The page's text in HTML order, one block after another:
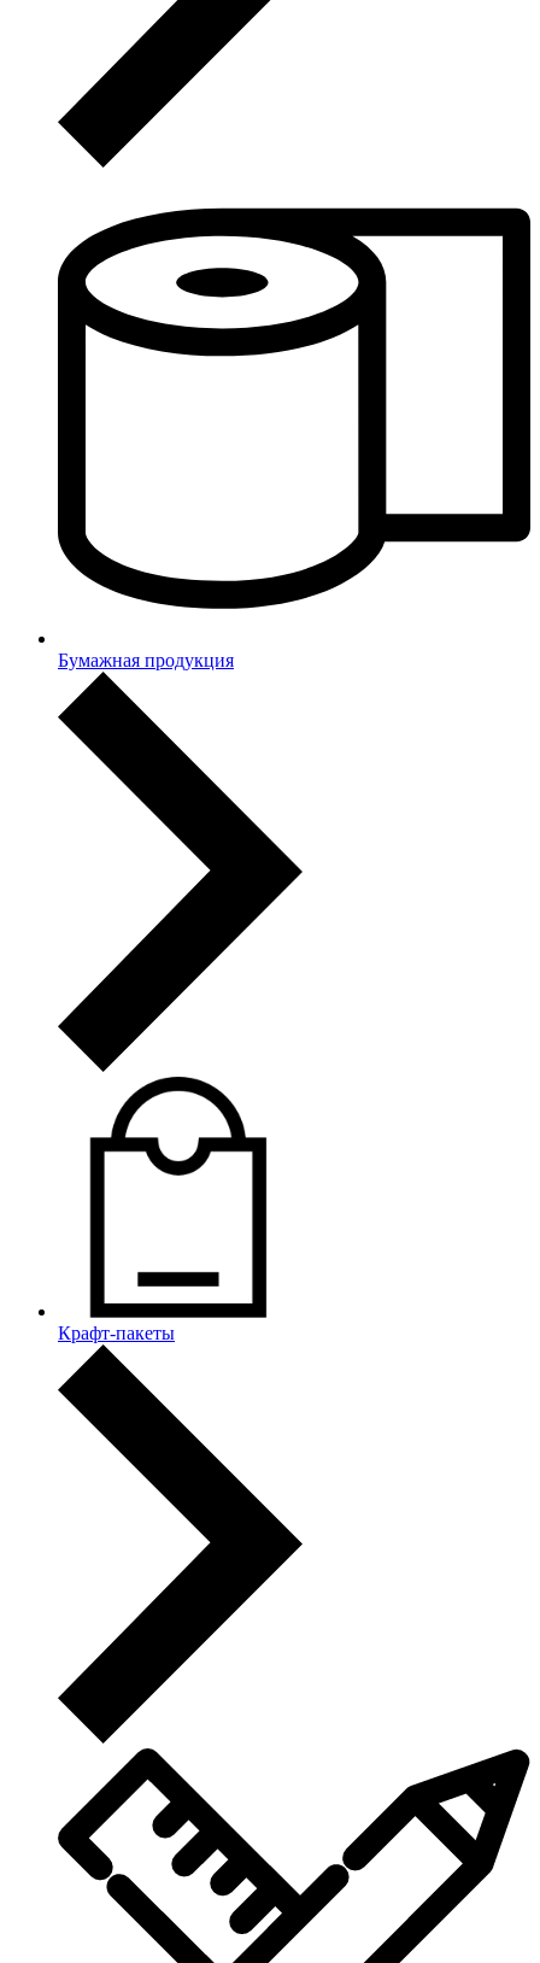
Бумажная продукция
Крафт-пакеты